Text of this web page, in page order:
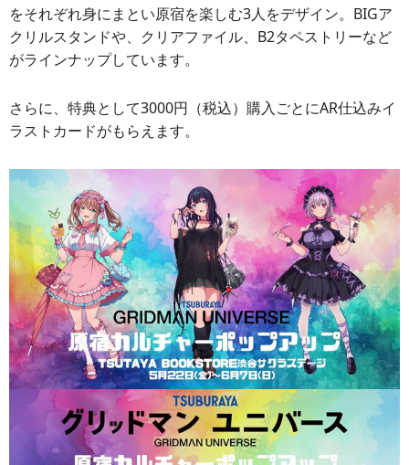
をそれぞれ身にまとい原宿を楽しむ3人をデザイン。BIGア
クリルスタンドや、クリアファイル、B2タペストリーなど
がラインナップしています。
さらに、特典として3000円（税込）購入ごとにAR仕込みイ
ラストカードがもらえます。